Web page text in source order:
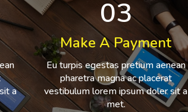
a
03
Make A Payment
Eu turpis egestas pretium aenean
pharetra magna ac placerat
vestibulum lorem ipsum doler sit a
met.